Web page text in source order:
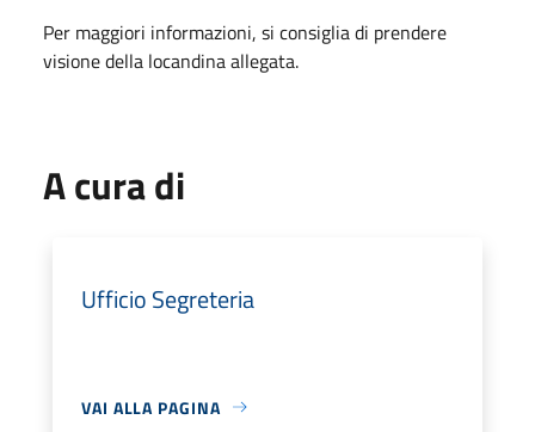
Per maggiori informazioni, si consiglia di prendere
visione della locandina allegata.
A cura di
Ufficio Segreteria
VAI ALLA PAGINA